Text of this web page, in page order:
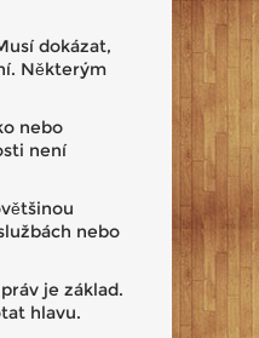
dokázat,
Některým
nebo
není
nebo
je základ.
hlavu.